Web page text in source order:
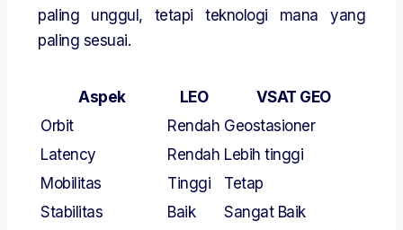
paling unggul, tetapi teknologi mana yang
paling sesuai.
Aspek LEO
VSAT GEO
Orbit
Rendah Geostasioner
Latency
Rendah Lebih tinggi
Mobilitas
Tinggi
Tetap
Stabilitas
Baik
Sangat Baik